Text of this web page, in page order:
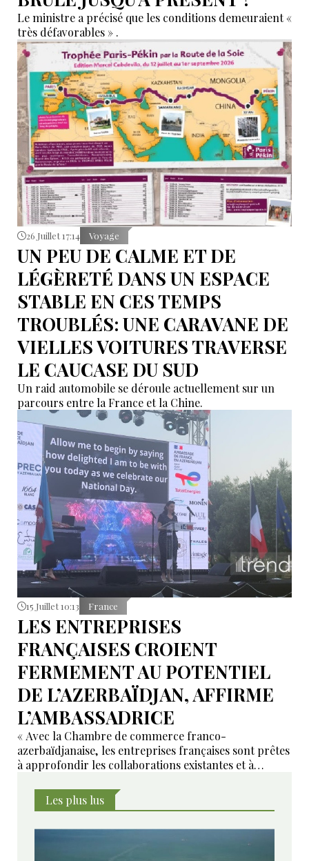
Le ministre a précisé que les conditions demeuraient «
très défavorables » .
26 Juillet 17:14 Voyage
UN PEU DE CALME ET DE
LÉGÈRETÉ DANS UN ESPACE
STABLE EN CES TEMPS
TROUBLÉS: UNE CARAVANE DE
VIELLES VOITURES TRAVERSE
LE CAUCASE DU SUD
Un raid automobile se déroule actuellement sur un
parcours entre la France et la Chine.
15 Juillet 10:13 France
LES ENTREPRISES
FRANÇAISES CROIENT
FERMEMENT AU POTENTIEL
DE L’AZERBAÏDJAN, AFFIRME
L’AMBASSADRICE
« Avec la Chambre de commerce franco-
azerbaïdjanaise, les entreprises françaises sont prêtes
à approfondir les collaborations existantes et à
Les plus lus